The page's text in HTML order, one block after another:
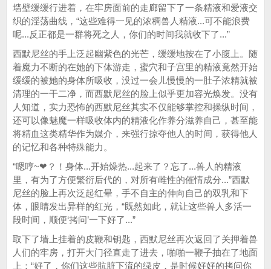
墙壁缓缓行进着，在牢房面前的走廊留下了一条精液和爱液交
织的淫荡曲线，“这些难得一见的浓稠兽人精液...可不能浪费
呢...反正都是一群将死之人，你们的时间我就收下了...”
西默尼丝的手上泛起幽紫色的光芒，缓缓地按在了小腹上。随
着魔力不断的在她的下体游走，蜜穴和子宫里的精液竟然开始
缓缓的被她的身体所吸收，没过一会儿慢慢的一肚子浓精就被
清理的一干二净，而西默尼丝的脸上似乎更加容光焕发。没有
人知道，实力恐怖的西默尼丝其实不仅能够掌控和操纵时间，
还可以像魅魔一样吸收体内的精液化作养分滋养自己，甚至能
将精血这类精华作为媒介，来强行掠夺他人的时间，获得他人
的记忆和各种特殊能力。
“嗯哼~❤？！身体...开始燥热...起来了？忘了...兽人的精液
里，有为了方便繁衍后代的，对所有雌性的催情成分...”西默
尼丝的脸上再次泛起红晕，手不自主的伸向自己的双乳和下
体，眼睛发出异样的红光，“既然如此，就让这些兽人多活一
段时间，顺便‘拷问’一下好了...”
取下了墙上挂着的皮鞭和钥匙，西默尼丝再次返回了关押着兽
人们的牢房，打开大门径直走了进去，啪啪一鞭子抽在了地面
上：“好了，你们这些肮脏下流的绿皮，是时候好好的拷问你